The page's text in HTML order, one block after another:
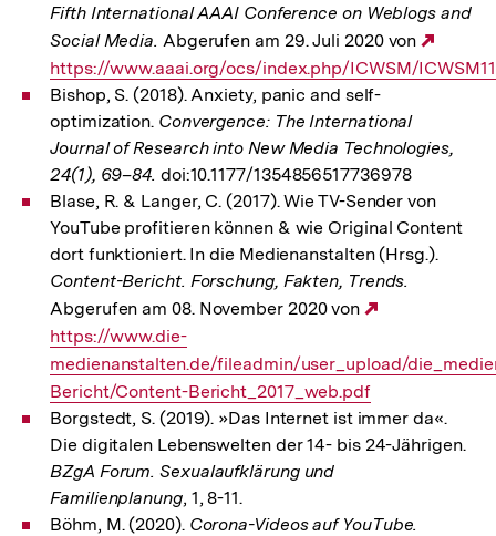
Fifth International AAAI Conference on Weblogs and
Social Media. Abgerufen am 29. Juli 2020 von
Link:
https://www.aaai.org/ocs/index.php/ICWSM/
Bishop, S. (2018). Anxiety, panic and self-
optimization. Convergence: The International
Journal of Research into New Media Technologies,
24(1), 69–84. doi:10.1177/1354856517736978
Blase, R. & Langer, C. (2017). Wie TV-Sender von
YouTube profitieren können & wie Original Content
dort funktioniert. In die Medienanstalten (Hrsg.).
Content-Bericht. Forschung, Fakten, Trends.
Abgerufen am 08. November 2020 von
https://www.die-
medienanstalten.de/fileadmin/user_upload/
Bericht/Content-Bericht_2017_web.pdf
Borgstedt, S. (2019). »Das Internet ist immer da«.
Die digitalen Lebenswelten der 14- bis 24-Jährigen.
BZgA Forum. Sexualaufklärung und
Familienplanung, 1, 8-11.
Böhm, M. (2020). Corona-Videos auf YouTube.